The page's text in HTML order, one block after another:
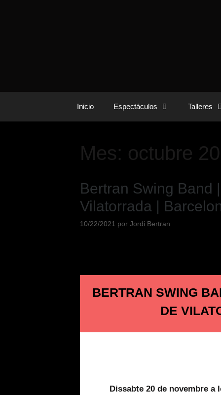
Inicio Espectáculos Talleres
Mes: octubre
Bertran Swing Band
Vilatorrada |
10/22/2021 por Jordi Bertran
BERTRAN SWING
DE
Dissabte 20 de novembre a